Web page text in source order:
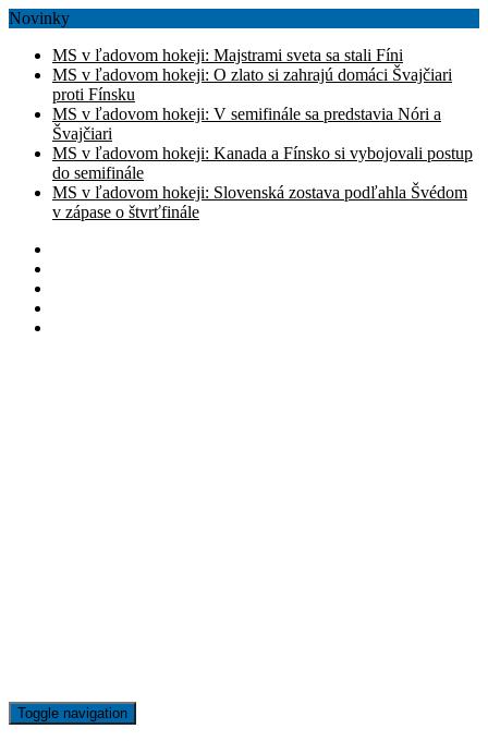
Novinky
MS v ľadovom hokeji: Majstrami sveta sa stali Fíni
MS v ľadovom hokeji: O zlato si zahrajú domáci Švajčiari
proti Fínsku
MS v ľadovom hokeji: V semifinále sa predstavia Nóri a
Švajčiari
MS v ľadovom hokeji: Kanada a Fínsko si vybojovali postup
do semifinále
MS v ľadovom hokeji: Slovenská zostava podľahla Švédom
v zápase o štvrťfinále
Toggle navigation